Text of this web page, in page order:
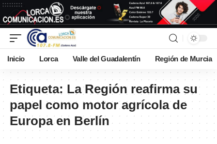
Inicio Lorca Valle del Guadalentín Región de Murcia
Etiqueta: La Región reafirma su
papel como motor agrícola de
Europa en Berlín